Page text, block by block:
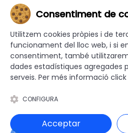
Turisme
Altres Canals
canalandorra.ad
© 2012-2026 Ajuntaments de
Avís Legal |
Política de Cookies|
Consentiment de
Utilitzem cookies pròpies i de
funcionament del lloc web, i si
consentiment, també
dades estadístiques agregades
serveis. Per més informació click
CONFIGURA
Acceptar